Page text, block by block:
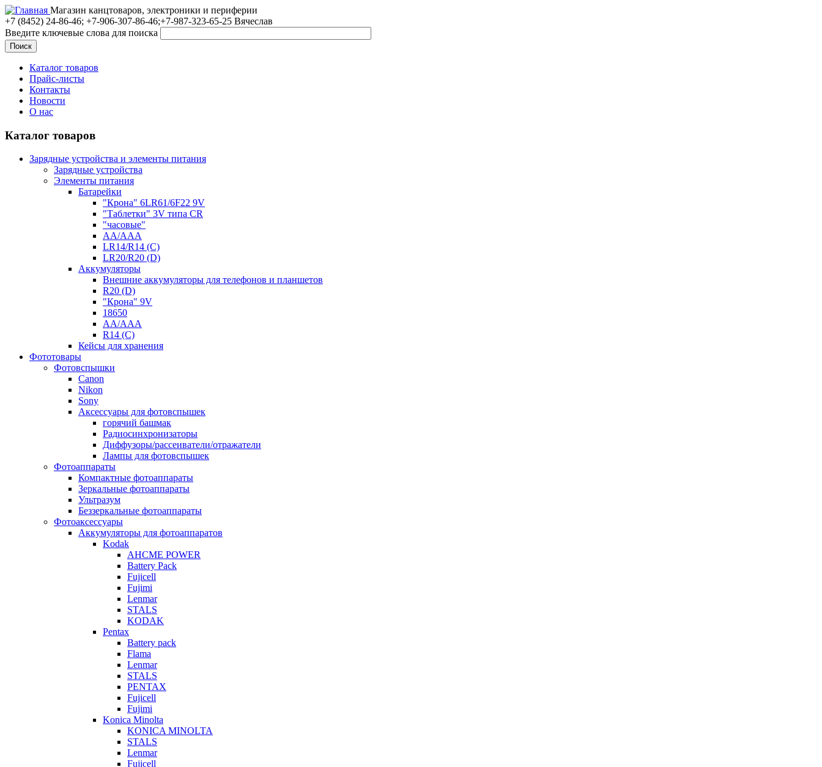
Магазин канцтоваров, электроники и периферии
+7 (8452) 24-86-46; +7-906-307-86-46;+7-987-323-65-25 Вячеслав
Введите ключевые слова для поиска
Каталог товаров
Прайс-листы
Контакты
Новости
О нас
Каталог товаров
Зарядные устройства и элементы питания
Зарядные устройства
Элементы питания
Батарейки
"Крона" 6LR61/6F22 9V
"Таблетки" 3V типа CR
"часовые"
AA/AAA
LR14/R14 (C)
LR20/R20 (D)
Аккумуляторы
Внешние аккумуляторы для телефонов и планшетов
R20 (D)
"Крона" 9V
18650
AA/AAA
R14 (C)
Кейсы для хранения
Фототовары
Фотовспышки
Canon
Nikon
Sony
Аксессуары для фотовспышек
горячий башмак
Радиосинхронизаторы
Диффузоры/рассеиватели/отражатели
Лампы для фотовспышек
Фотоаппараты
Компактные фотоаппараты
Зеркальные фотоаппараты
Ультразум
Беззеркальные фотоаппараты
Фотоаксессуары
Аккумуляторы для фотоаппаратов
Kodak
AHCME POWER
Battery Pack
Fujicell
Fujimi
Lenmar
STALS
KODAK
Pentax
Battery pack
Flama
Lenmar
STALS
PENTAX
Fujicell
Fujimi
Konica Minolta
KONICA MINOLTA
STALS
Lenmar
Fujicell